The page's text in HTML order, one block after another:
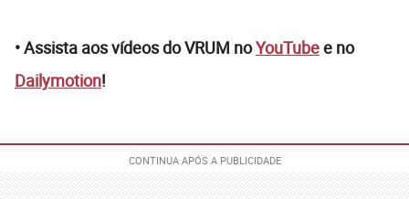
• Assista aos vídeos do VRUM noYouTubee no
Dailymotion!